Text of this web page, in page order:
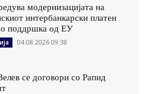
модернизацијата на
интербанкарски платен
поддршка од ЕУ
04.08.2026 09:38
се договори со Рапид